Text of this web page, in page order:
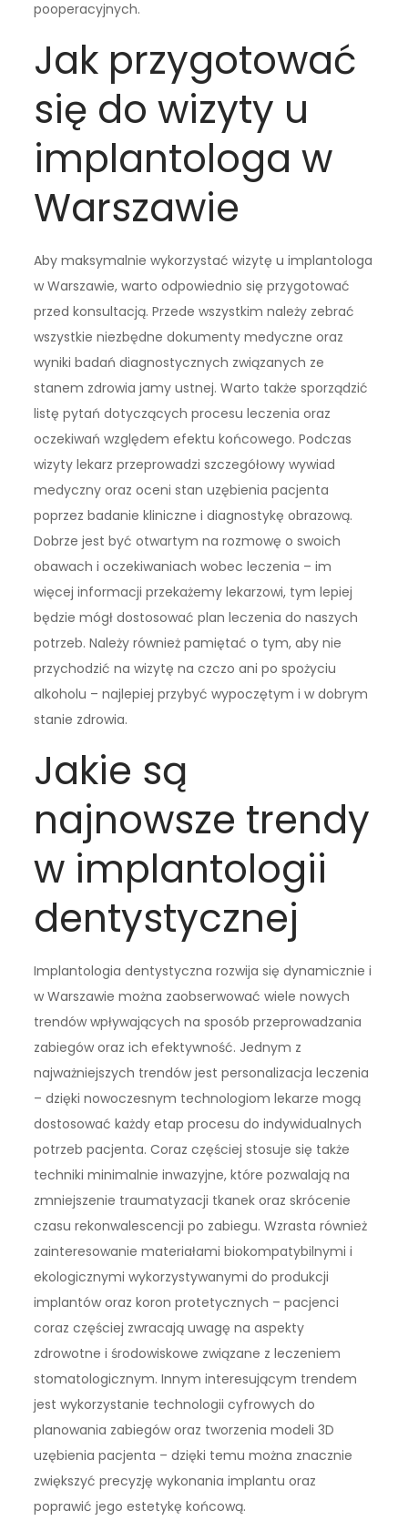
pooperacyjnych.
Jak przygotować
się do wizyty u
implantologa w
Warszawie
Aby maksymalnie wykorzystać wizytę u implantologa
w Warszawie, warto odpowiednio się przygotować
przed konsultacją. Przede wszystkim należy zebrać
wszystkie niezbędne dokumenty medyczne oraz
wyniki badań diagnostycznych związanych ze
stanem zdrowia jamy ustnej. Warto także sporządzić
listę pytań dotyczących procesu leczenia oraz
oczekiwań względem efektu końcowego. Podczas
wizyty lekarz przeprowadzi szczegółowy wywiad
medyczny oraz oceni stan uzębienia pacjenta
poprzez badanie kliniczne i diagnostykę obrazową.
Dobrze jest być otwartym na rozmowę o swoich
obawach i oczekiwaniach wobec leczenia – im
więcej informacji przekażemy lekarzowi, tym lepiej
będzie mógł dostosować plan leczenia do naszych
potrzeb. Należy również pamiętać o tym, aby nie
przychodzić na wizytę na czczo ani po spożyciu
alkoholu – najlepiej przybyć wypoczętym i w dobrym
stanie zdrowia.
Jakie są
najnowsze trendy
w implantologii
dentystycznej
Implantologia dentystyczna rozwija się dynamicznie i
w Warszawie można zaobserwować wiele nowych
trendów wpływających na sposób przeprowadzania
zabiegów oraz ich efektywność. Jednym z
najważniejszych trendów jest personalizacja leczenia
– dzięki nowoczesnym technologiom lekarze mogą
dostosować każdy etap procesu do indywidualnych
potrzeb pacjenta. Coraz częściej stosuje się także
techniki minimalnie inwazyjne, które pozwalają na
zmniejszenie traumatyzacji tkanek oraz skrócenie
czasu rekonwalescencji po zabiegu. Wzrasta również
zainteresowanie materiałami biokompatybilnymi i
ekologicznymi wykorzystywanymi do produkcji
implantów oraz koron protetycznych – pacjenci
coraz częściej zwracają uwagę na aspekty
zdrowotne i środowiskowe związane z leczeniem
stomatologicznym. Innym interesującym trendem
jest wykorzystanie technologii cyfrowych do
planowania zabiegów oraz tworzenia modeli 3D
uzębienia pacjenta – dzięki temu można znacznie
zwiększyć precyzję wykonania implantu oraz
poprawić jego estetykę końcową.